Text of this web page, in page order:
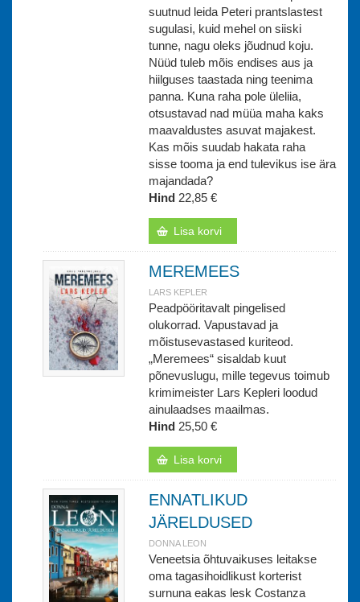
suutnud leida Peteri prantslastest
sugulasi, kuid mehel on siiski
tunne, nagu oleks jõudnud koju.
Nüüd tuleb mõis endises aus ja
hiilguses taastada ning teenima
panna. Kuna raha pole üleliia,
otsustavad nad müüa maha kaks
maavaldustes asuvat majakest.
Kas mõis suudab hakata raha
sisse tooma ja end tulevikus ise ära
majandada?
Hind 22,85 €
Lisa korvi
MEREMEES
LARS KEPLER
Peadpööritavalt pingelised
olukorrad. Vapustavad ja
mõistusevastased kuriteod.
„Meremees“ sisaldab kuut
põnevuslugu, mille tegevus toimub
krimimeister Lars Kepleri loodud
ainulaadses maailmas.
Hind 25,50 €
Lisa korvi
ENNATLIKUD
JÄRELDUSED
DONNA LEON
Veneetsia õhtuvaikuses leitakse
oma tagasihoidlikust korterist
surnuna eakas lesk Costanza